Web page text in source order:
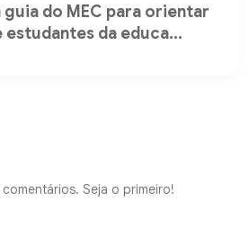
do MEC para orientar
da educa...
Seja o primeiro!